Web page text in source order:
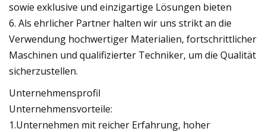
sowie exklusive und einzigartige Lösungen bieten
6. Als ehrlicher Partner halten wir uns strikt an die
Verwendung hochwertiger Materialien, fortschrittlicher
Maschinen und qualifizierter Techniker, um die Qualität
sicherzustellen.
Unternehmensprofil
Unternehmensvorteile:
1.Unternehmen mit reicher Erfahrung, hoher